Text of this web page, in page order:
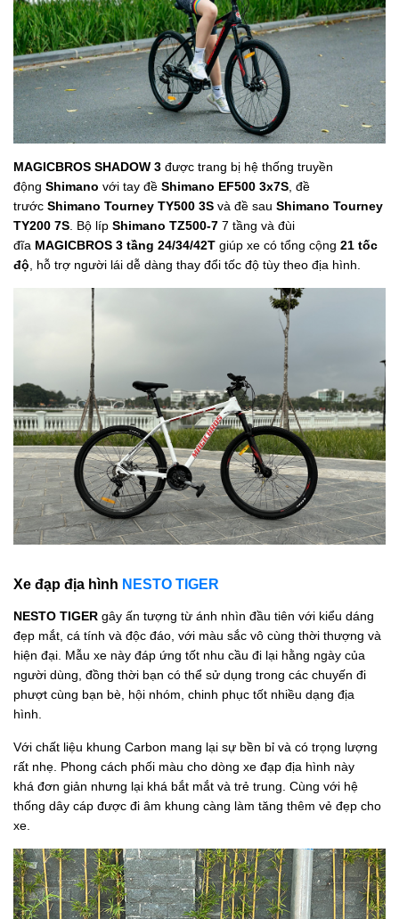
MAGICBROS SHADOW 3 được trang bị hệ thống truyền
động Shimano với tay đề Shimano EF500 3x7S, đề
trước Shimano Tourney TY500 3S và đề sau Shimano Tourney
TY200 7S. Bộ líp Shimano TZ500-7 7 tầng và đùi
đĩa MAGICBROS 3 tầng 24/34/42T giúp xe có tổng cộng 21 tốc
độ, hỗ trợ người lái dễ dàng thay đổi tốc độ tùy theo địa hình.
Xe đạp địa hình NESTO TIGER
NESTO TIGER gây ấn tượng từ ánh nhìn đầu tiên với kiểu dáng
đẹp mắt, cá tính và độc đáo, với màu sắc vô cùng thời thượng và
hiện đại. Mẫu xe này đáp ứng tốt nhu cầu đi lại hằng ngày của
người dùng, đồng thời bạn có thể sử dụng trong các chuyến đi
phượt cùng bạn bè, hội nhóm, chinh phục tốt nhiều dạng địa
hình.
Với chất liệu khung Carbon mang lại sự bền bỉ và có trọng lượng
rất nhẹ. Phong cách phối màu cho dòng xe đạp địa hình này
khá đơn giản nhưng lại khá bắt mắt và trẻ trung. Cùng với hệ
thống dây cáp được đi âm khung càng làm tăng thêm vẻ đẹp cho
xe.